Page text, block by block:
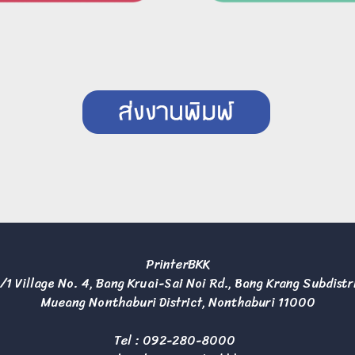
PrinterBKK
Village No. 4, Bang Kruai-Sai Noi Rd., Bang Krang
Mueang Nonthaburi District, Nonthaburi 11000
Tel : 092-280-8000